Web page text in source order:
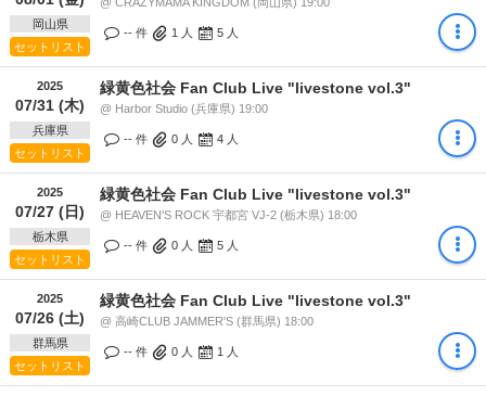
岡山県
セットリスト
-- 件 1 人 5 人
2025
07/31 (木)
兵庫県
セットリスト
緑黄色社会 Fan Club Live "livestone vol.3"
@ Harbor Studio (兵庫県) 19:00
-- 件 0 人 4 人
2025
07/27 (日)
栃木県
セットリスト
緑黄色社会 Fan Club Live "livestone vol.3"
@ HEAVEN'S ROCK 宇都宮 VJ-2 (栃木県) 18:00
-- 件 0 人 5 人
2025
07/26 (土)
群馬県
セットリスト
緑黄色社会 Fan Club Live "livestone vol.3"
@ 高崎CLUB JAMMER'S (群馬県) 18:00
-- 件 0 人 1 人